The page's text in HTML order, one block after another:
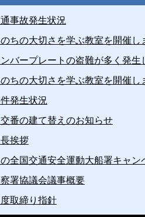
事故発生状況
ちの大切さを学ぶ教室を開催し
バープレートの盗難が多く発生
ちの大切さを学ぶ教室を開催し
発生状況
番の建て替えのお知らせ
挨拶
全国交通安全運動大船署キャン
署協議会議事概要
取締り指針